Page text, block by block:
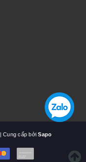
| Cung cấp bởiSapo